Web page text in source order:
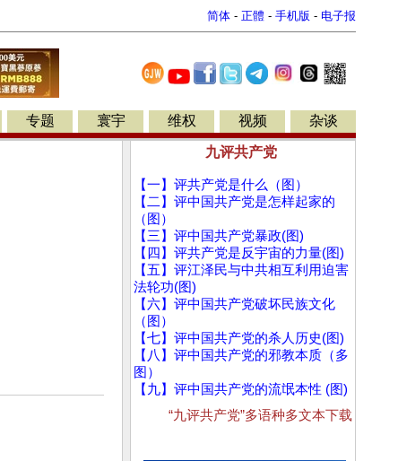
简体 - 正體 - 手机版 - 电子报
专题 寰宇 维权 视频 杂谈
九评共产党
【一】评共产党是什么（图）
【二】评中国共产党是怎样起家的
（图）
【三】评中国共产党暴政(图)
【四】评共产党是反宇宙的力量(图)
【五】评江泽民与中共相互利用迫害
法轮功(图)
【六】评中国共产党破坏民族文化
（图）
【七】评中国共产党的杀人历史(图)
【八】评中国共产党的邪教本质（多
图）
【九】评中国共产党的流氓本性 (图)
“九评共产党”多语种多文本下载